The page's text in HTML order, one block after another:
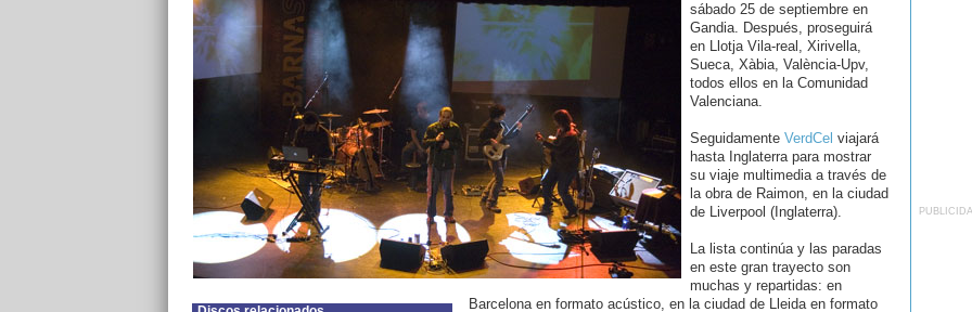
sábado 25 de septiembre en
Gandia. Después, proseguirá
en Llotja Vila-real, Xirivella,
Sueca, Xàbia, València-Upv,
todos ellos en la Comunidad
Valenciana.
Seguidamente VerdCel viajará
hasta Inglaterra para mostrar
su viaje multimedia a través de
la obra de Raimon, en la ciudad
de Liverpool (Inglaterra).
La lista continúa y las paradas
en este gran trayecto son
muchas y repartidas: en
Barcelona en formato acústico, en la ciudad de Lleida en formato